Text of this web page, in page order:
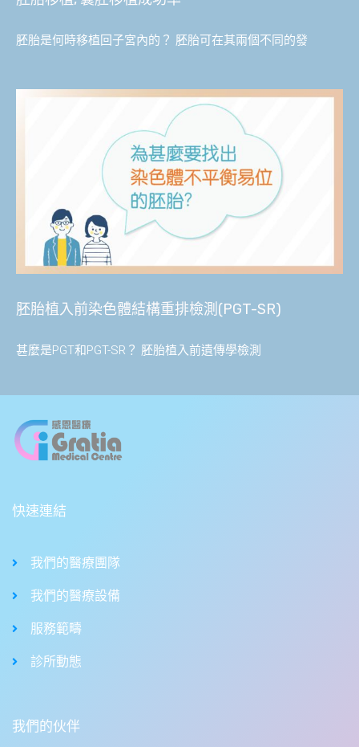
胚胎是何時移植回子宮內的？ 胚胎可在其兩個不同的發
胚胎植入前染色體結構重排檢測(PGT-SR)
甚麼是PGT和PGT-SR？ 胚胎植入前遺傳學檢測
快速連結
我們的醫療團隊
我們的醫療設備
服務範疇
診所動態
我們的伙伴